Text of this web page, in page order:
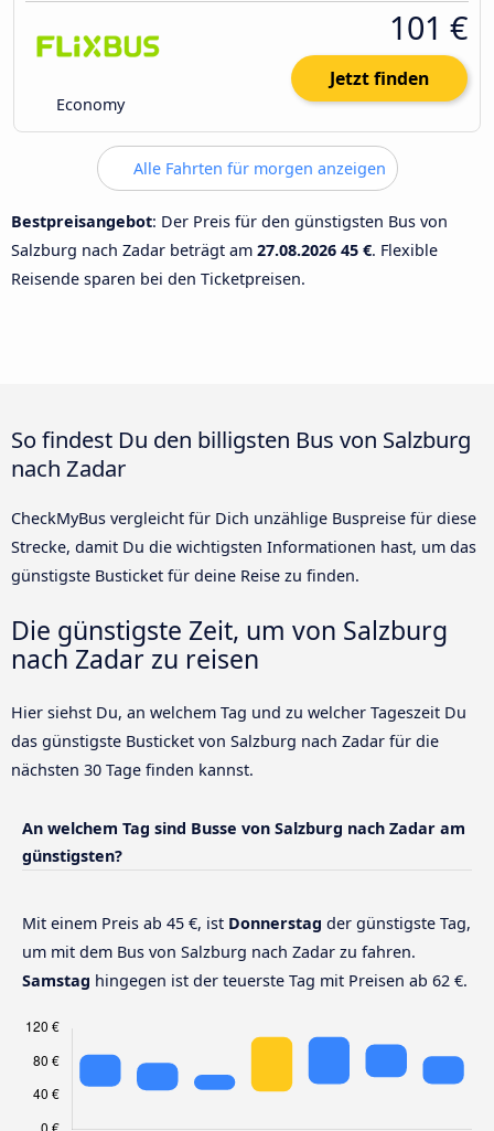
Economy
101 €
Jetzt finden
Alle Fahrten für morgen anzeigen
Bestpreisangebot: Der Preis für den günstigsten Bus von
Salzburg nach Zadar beträgt am 27.08.2026 45 €. Flexible
Reisende sparen bei den Ticketpreisen.
So findest Du den billigsten Bus von Salzburg
nach Zadar
CheckMyBus vergleicht für Dich unzählige Buspreise für diese
Strecke, damit Du die wichtigsten Informationen hast, um das
günstigste Busticket für deine Reise zu finden.
Die günstigste Zeit, um von Salzburg
nach Zadar zu reisen
Hier siehst Du, an welchem Tag und zu welcher Tageszeit Du
das günstigste Busticket von Salzburg nach Zadar für die
nächsten 30 Tage finden kannst.
An welchem Tag sind Busse von Salzburg nach Zadar am
günstigsten?
Mit einem Preis ab 45 €, ist Donnerstag der günstigste Tag,
um mit dem Bus von Salzburg nach Zadar zu fahren.
Samstag hingegen ist der teuerste Tag mit Preisen ab 62 €.